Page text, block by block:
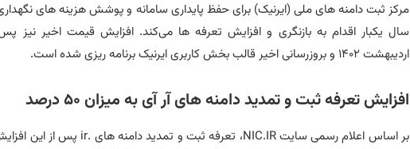
مرکز ثبت دامنه‌ های ملی (ایرنیک) برای حفظ پایداری سامانه و پوشش هزینه‌ های
سال یکبار اقدام به بازنگری و افزایش تعرفه‌ ها می‌کند. افزایش قیمت اخیر نیز
اردیبهشت ۱۴۰۲ و بروزرسانی اخیر قالب بخش کاربری ایرنیک برنامه ریزی شده است.
افزایش تعرفه ثبت و تمدید دامنه های آر آی به میزان ۵۰ درصد